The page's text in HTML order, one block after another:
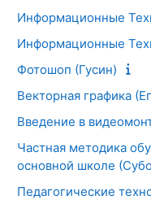
Информационные
Информационные
Фотошоп (Гусин)
Векторная графика
Введение в
Частная методика
основной школе
Педагогические